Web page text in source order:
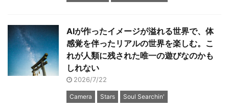
AIが作ったイメージが溢れる世界で、体
感覚を伴ったリアルの世界を楽しむ。こ
れが人類に残された唯一の遊びなのかも
しれない
2026/7/22
Camera Stars Soul Searchin'